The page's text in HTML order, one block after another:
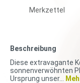
Merkzettel
Beschreibung
Diese extravagante
sonnenverwöhnten
Ursprung unser…